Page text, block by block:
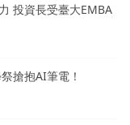
投資長受臺大EMBA
搶抱AI筆電！